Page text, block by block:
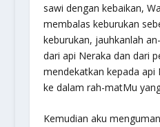
sawi dengan kebaikan,
membalas keburukan
keburukan, jauhkanlah
dari api Neraka dan dari
mendekatkan kepada api
ke dalam rah-matMu
Kemudian aku